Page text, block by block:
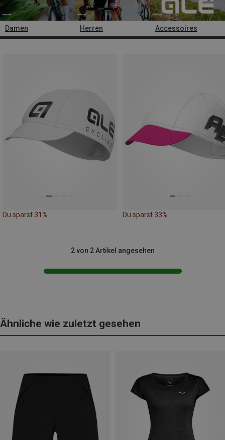
Damen Herren Accessoires
Du sparst 31% Du sparst 33%
2 von 2 Artikel angesehen
Ähnliche wie zuletzt gesehen